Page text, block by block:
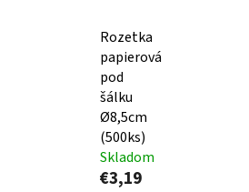
Rozetka
papierová
pod
šálku
Ø8,5cm
(500ks)
Skladom
€3,19